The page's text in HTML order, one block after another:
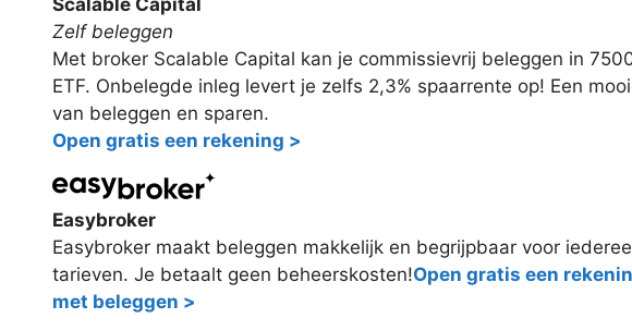
Zelf beleggen
Met broker Scalable Capital kan je commissievrij beleggen in
ETF. Onbelegde inleg levert je zelfs 2,3% spaarrente op! Een
van beleggen en sparen.
Open gratis een rekening >
Easybroker
Easybroker maakt beleggen makkelijk en begrijpbaar voor
tarieven. Je betaalt geen beheerskosten!Open gratis een
met beleggen >